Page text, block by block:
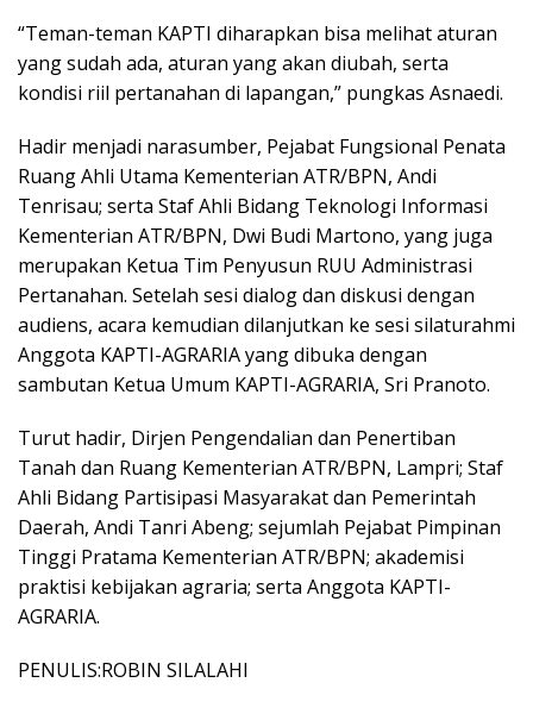
“Teman-teman KAPTI diharapkan bisa melihat aturan
yang sudah ada, aturan yang akan diubah, serta
kondisi riil pertanahan di lapangan,” pungkas Asnaedi.
Hadir menjadi narasumber, Pejabat Fungsional Penata
Ruang Ahli Utama Kementerian ATR/BPN, Andi
Tenrisau; serta Staf Ahli Bidang Teknologi Informasi
Kementerian ATR/BPN, Dwi Budi Martono, yang juga
merupakan Ketua Tim Penyusun RUU Administrasi
Pertanahan. Setelah sesi dialog dan diskusi dengan
audiens, acara kemudian dilanjutkan ke sesi silaturahmi
Anggota KAPTI-AGRARIA yang dibuka dengan
sambutan Ketua Umum KAPTI-AGRARIA, Sri Pranoto.
Turut hadir, Dirjen Pengendalian dan Penertiban
Tanah dan Ruang Kementerian ATR/BPN, Lampri; Staf
Ahli Bidang Partisipasi Masyarakat dan Pemerintah
Daerah, Andi Tanri Abeng; sejumlah Pejabat Pimpinan
Tinggi Pratama Kementerian ATR/BPN; akademisi
praktisi kebijakan agraria; serta Anggota KAPTI-
AGRARIA.
PENULIS:ROBIN SILALAHI